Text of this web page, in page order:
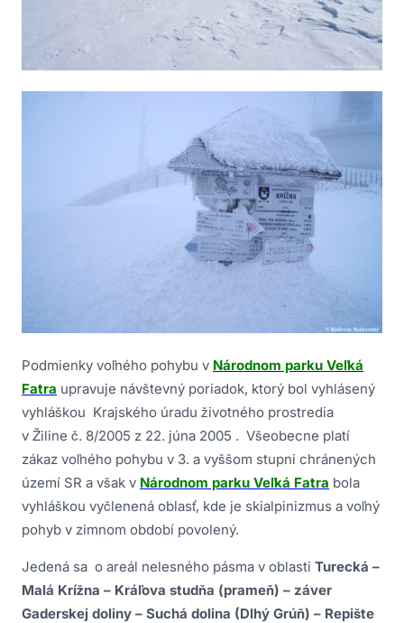
Podmienky voľného pohybu v Národnom parku Veľká
Fatra upravuje návštevný poriadok, ktorý bol vyhlásený
vyhláškou Krajského úradu životného prostredia
v Žiline č. 8/2005 z 22. júna 2005 . Všeobecne platí
zákaz voľného pohybu v 3. a vyššom stupni chránených
území SR a však v Národnom parku Veľká Fatra bola
vyhláškou vyčlenená oblasť, kde je skialpinizmus a voľný
pohyb v zimnom období povolený.
Jedená sa o areál nelesného pásma v oblasti Turecká –
Malá Krížna – Kráľova studňa (prameň) – záver
Gaderskej doliny – Suchá dolina (Dlhý Grúň) – Repište